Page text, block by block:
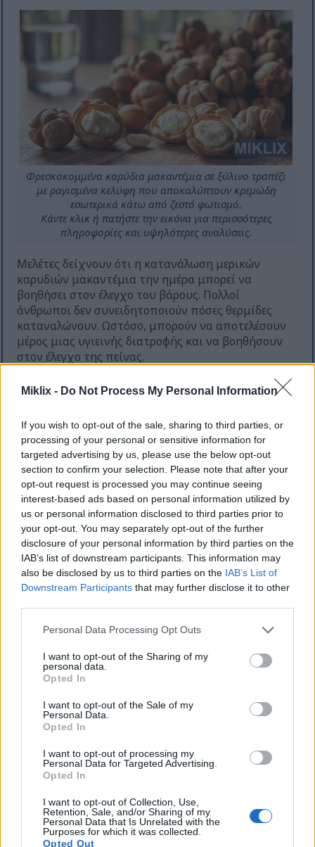
Miklix - Do Not Process My Personal Information
If you wish to opt-out of the sale, sharing to third parties, or
processing of your personal or sensitive information for
targeted advertising by us, please use the below opt-out
section to confirm your selection. Please note that after your
opt-out request is processed you may continue seeing
interest-based ads based on personal information utilized by
us or personal information disclosed to third parties prior to
your opt-out. You may separately opt-out of the further
disclosure of your personal information by third parties on the
IAB’s list of downstream participants. This information may
also be disclosed by us to third parties on the IAB’s List of
Downstream Participants that may further disclose it to other
Please note that this website/app uses one or more Google
not limited to your visit or usage behaviour. You may click to
grant or deny consent to Google and its third-party tags to
use your data for below specified purposes in below Google
consent section.
Personal Data Processing Opt Outs
I want to opt-out of the Sharing of my
personal data.
Opted In
I want to opt-out of the Sale of my
Personal Data.
Opted In
I want to opt-out of processing my
Personal Data for Targeted Advertising.
Opted In
I want to opt-out of Collection, Use,
Retention, Sale, and/or Sharing of my
Personal Data that Is Unrelated with the
Purposes for which it was collected.
Opted Out
Φρεσκοκομμένα καρύδια μακαντέμια σε ξύλινο τραπέζι
με ραγισμένα κελύφη που αποκαλύπτουν κρεμώδη
εσωτερικά κάτω από ζεστό φωτισμό.
Κάντε κλικ ή πατήστε την εικόνα για περισσότερες
πληροφορίες και υψηλότερες αναλύσεις.
Μελέτες δείχνουν ότι η κατανάλωση μερικών
καρυδιών μακαντέμια την ημέρα μπορεί να
βοηθήσει στον έλεγχο του βάρους. Πολλοί
άνθρωποι δεν συνειδητοποιούν πόσες θερμίδες
καταναλώνουν. Ωστόσο, μπορούν να αποτελέσουν
μέρος μιας υγιεινής διατροφής και να βοηθήσουν
στον έλεγχο της πείνας.
Ακολουθούν μερικοί λόγοι για τους οποίους τα
καρύδια μακαντέμια είναι καλά για την απώλεια
Περιέχουν υγιή λιπαρά που σας βοηθούν να
αισθάνεστε χορτάτοι.
Είναι μια καλή πηγή φυτικών ινών, οι οποίες
επιβραδύνουν την πέψη και σας κρατούν
χορτάτους.
Είναι εύκολο να προστεθούν σε πολλά
διαφορετικά γεύματα.
Η επιλογή καρυδιών μακαντέμια μπορεί να σας
βοηθήσει να νιώσετε ικανοποιημένοι και να
υποστηρίξετε τους στόχους σας για απώλεια
βάρους. Είναι ένα βήμα προς μια πιο υγιεινή
διατροφή.
Βελτίωση της υγείας του
εντέρου
Τα καρύδια μακαντέμια είναι ιδανικά για την υγεία
του εντέρου σας. Είναι γεμάτα με φυτικές ίνες, οι
οποίες είναι καλές για το πεπτικό σας σύστημα.
Αυτές οι φυτικές ίνες τροφοδοτούν τα καλά
βακτήρια στο έντερο.
Αυτή η φυτική ίνα βοηθά επίσης στην παραγωγή
λιπαρών οξέων βραχείας αλυσίδας. Αυτά τα οξέα